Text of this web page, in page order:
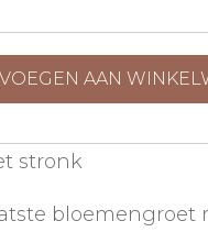
AAN
stronk